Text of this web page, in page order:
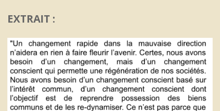
EXTRAIT :